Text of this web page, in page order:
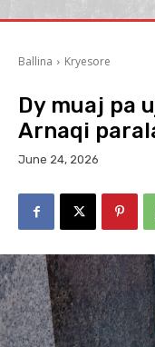
Ballina Kryesore
Dy muaj pa
Arnaqi
June 24, 2026